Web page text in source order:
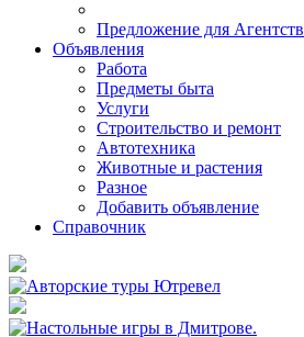
Предложение для Агентств
Объявления
Работа
Предметы быта
Услуги
Строительство и ремонт
Автотехника
Животные и растения
Разное
Добавить объявление
Справочник